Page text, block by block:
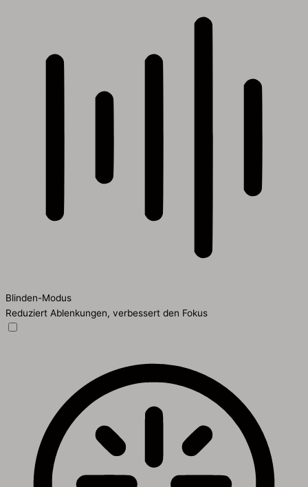
Blinden-Modus
Reduziert Ablenkungen, verbessert den Fokus